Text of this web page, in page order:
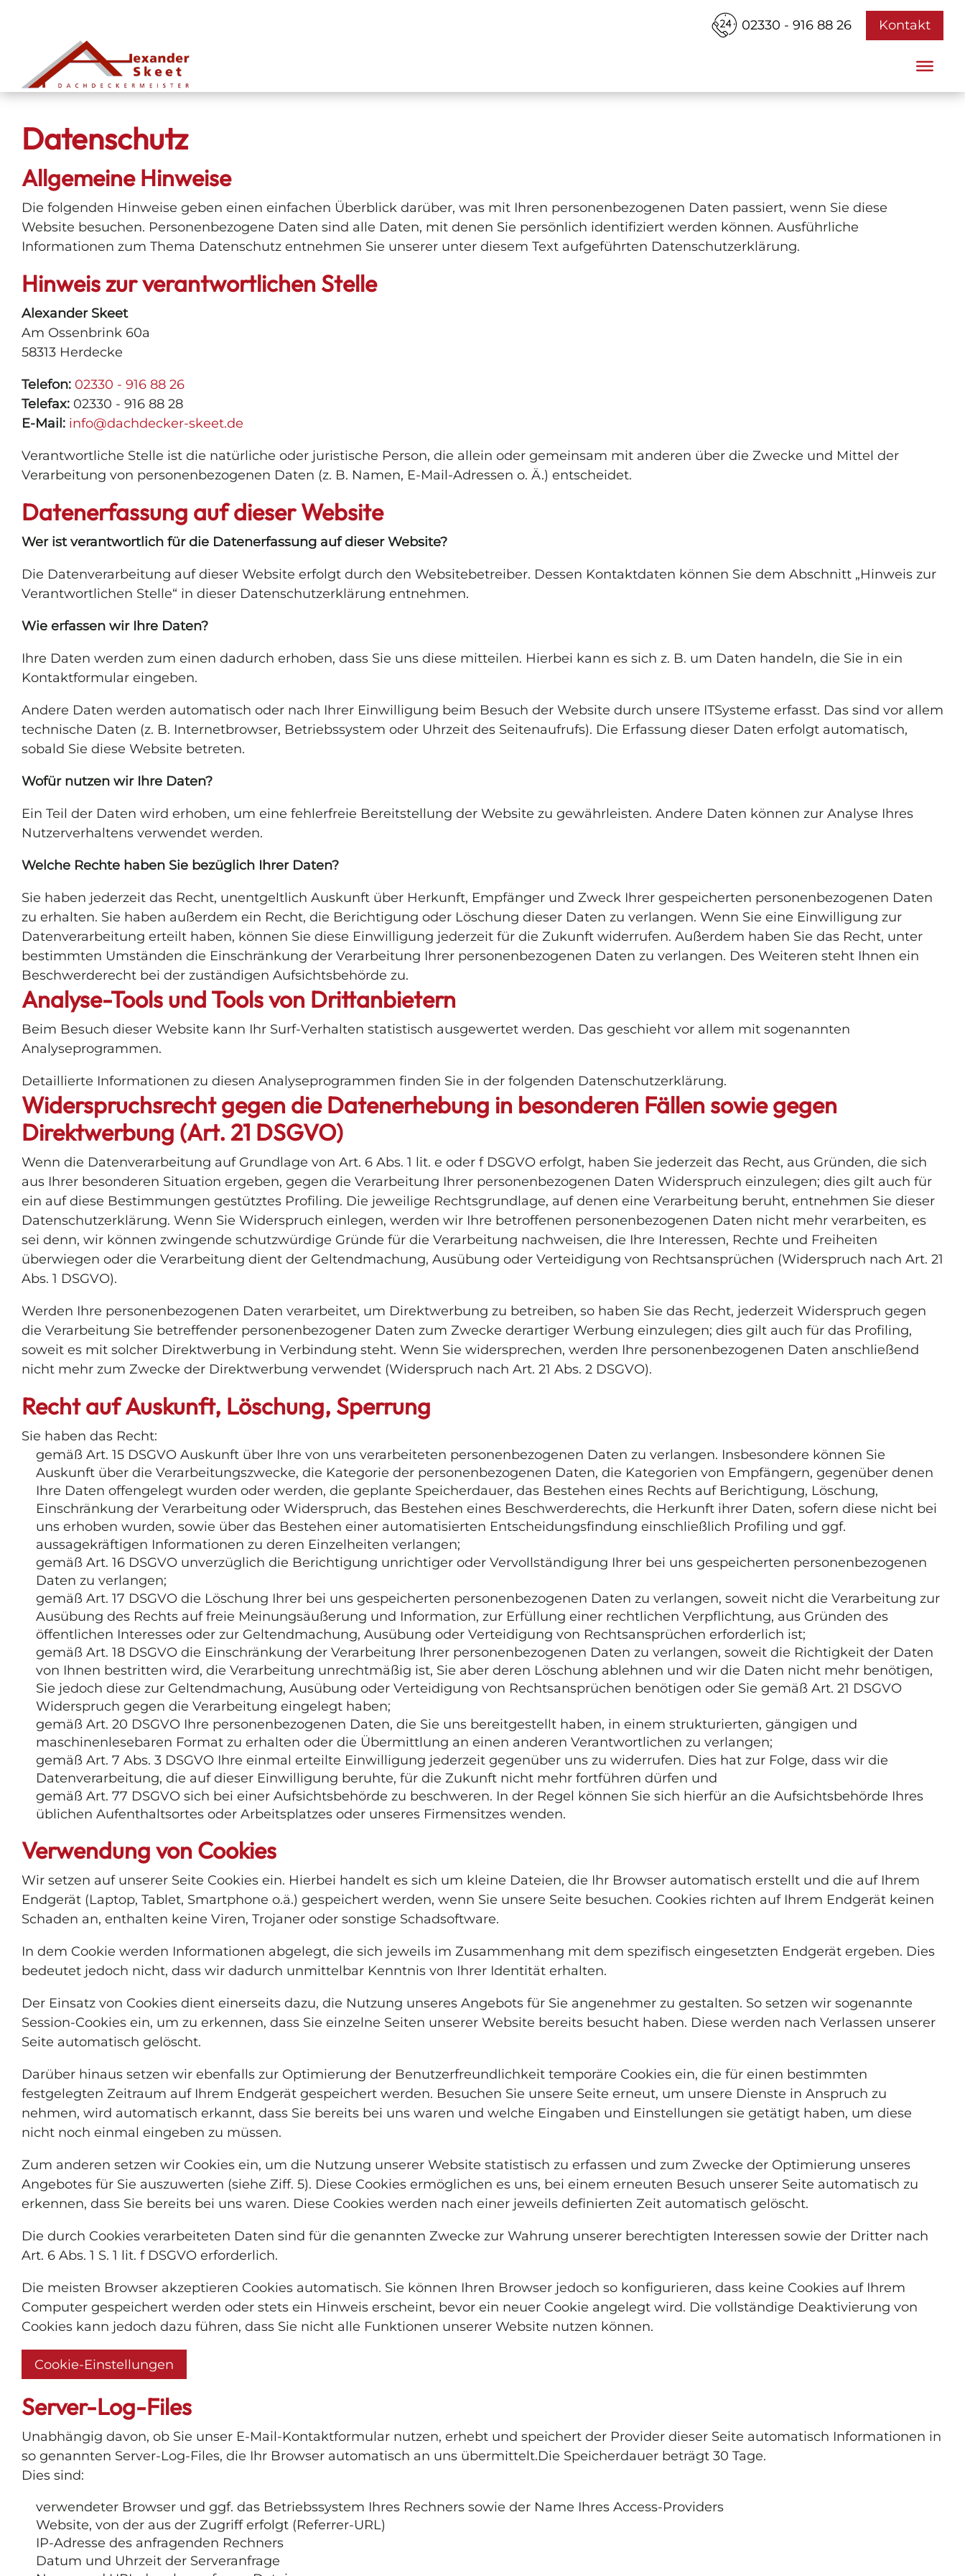
02330 - 916 88 26 Kontakt
Datenschutz
Allgemeine Hinweise
Die folgenden Hinweise geben einen einfachen Überblick darüber, was mit Ihren personenbezogenen Daten passiert, wenn Sie diese
Website besuchen. Personenbezogene Daten sind alle Daten, mit denen Sie persönlich identifiziert werden können. Ausführliche
Informationen zum Thema Datenschutz entnehmen Sie unserer unter diesem Text aufgeführten Datenschutzerklärung.
Hinweis zur verantwortlichen Stelle
Alexander Skeet
Am Ossenbrink 60a
58313 Herdecke
Telefon: 02330 - 916 88 26
Telefax: 02330 - 916 88 28
E-Mail: info@dachdecker-skeet.de
Verantwortliche Stelle ist die natürliche oder juristische Person, die allein oder gemeinsam mit anderen über die Zwecke und Mittel der
Verarbeitung von personenbezogenen Daten (z. B. Namen, E-Mail-Adressen o. Ä.) entscheidet.
Datenerfassung auf dieser Website
Wer ist verantwortlich für die Datenerfassung auf dieser Website?
Die Datenverarbeitung auf dieser Website erfolgt durch den Websitebetreiber. Dessen Kontaktdaten können Sie dem Abschnitt „Hinweis zur
Verantwortlichen Stelle“ in dieser Datenschutzerklärung entnehmen.
Wie erfassen wir Ihre Daten?
Ihre Daten werden zum einen dadurch erhoben, dass Sie uns diese mitteilen. Hierbei kann es sich z. B. um Daten handeln, die Sie in ein
Kontaktformular eingeben.
Andere Daten werden automatisch oder nach Ihrer Einwilligung beim Besuch der Website durch unsere ITSysteme erfasst. Das sind vor allem
technische Daten (z. B. Internetbrowser, Betriebssystem oder Uhrzeit des Seitenaufrufs). Die Erfassung dieser Daten erfolgt automatisch,
sobald Sie diese Website betreten.
Wofür nutzen wir Ihre Daten?
Ein Teil der Daten wird erhoben, um eine fehlerfreie Bereitstellung der Website zu gewährleisten. Andere Daten können zur Analyse Ihres
Nutzerverhaltens verwendet werden.
Welche Rechte haben Sie bezüglich Ihrer Daten?
Sie haben jederzeit das Recht, unentgeltlich Auskunft über Herkunft, Empfänger und Zweck Ihrer gespeicherten personenbezogenen Daten
zu erhalten. Sie haben außerdem ein Recht, die Berichtigung oder Löschung dieser Daten zu verlangen. Wenn Sie eine Einwilligung zur
Datenverarbeitung erteilt haben, können Sie diese Einwilligung jederzeit für die Zukunft widerrufen. Außerdem haben Sie das Recht, unter
bestimmten Umständen die Einschränkung der Verarbeitung Ihrer personenbezogenen Daten zu verlangen. Des Weiteren steht Ihnen ein
Beschwerderecht bei der zuständigen Aufsichtsbehörde zu.
Analyse-Tools und Tools von Drittanbietern
Beim Besuch dieser Website kann Ihr Surf-Verhalten statistisch ausgewertet werden. Das geschieht vor allem mit sogenannten
Analyseprogrammen.
Detaillierte Informationen zu diesen Analyseprogrammen finden Sie in der folgenden Datenschutzerklärung.
Widerspruchsrecht gegen die Datenerhebung in besonderen Fällen sowie gegen
Direktwerbung (Art. 21 DSGVO)
Wenn die Datenverarbeitung auf Grundlage von Art. 6 Abs. 1 lit. e oder f DSGVO erfolgt, haben Sie jederzeit das Recht, aus Gründen, die sich
aus Ihrer besonderen Situation ergeben, gegen die Verarbeitung Ihrer personenbezogenen Daten Widerspruch einzulegen; dies gilt auch für
ein auf diese Bestimmungen gestütztes Profiling. Die jeweilige Rechtsgrundlage, auf denen eine Verarbeitung beruht, entnehmen Sie dieser
Datenschutzerklärung. Wenn Sie Widerspruch einlegen, werden wir Ihre betroffenen personenbezogenen Daten nicht mehr verarbeiten, es
sei denn, wir können zwingende schutzwürdige Gründe für die Verarbeitung nachweisen, die Ihre Interessen, Rechte und Freiheiten
überwiegen oder die Verarbeitung dient der Geltendmachung, Ausübung oder Verteidigung von Rechtsansprüchen (Widerspruch nach Art. 21
Abs. 1 DSGVO).
Werden Ihre personenbezogenen Daten verarbeitet, um Direktwerbung zu betreiben, so haben Sie das Recht, jederzeit Widerspruch gegen
die Verarbeitung Sie betreffender personenbezogener Daten zum Zwecke derartiger Werbung einzulegen; dies gilt auch für das Profiling,
soweit es mit solcher Direktwerbung in Verbindung steht. Wenn Sie widersprechen, werden Ihre personenbezogenen Daten anschließend
nicht mehr zum Zwecke der Direktwerbung verwendet (Widerspruch nach Art. 21 Abs. 2 DSGVO).
Recht auf Auskunft, Löschung, Sperrung
Sie haben das Recht:
gemäß Art. 15 DSGVO Auskunft über Ihre von uns verarbeiteten personenbezogenen Daten zu verlangen. Insbesondere können Sie
Auskunft über die Verarbeitungszwecke, die Kategorie der personenbezogenen Daten, die Kategorien von Empfängern, gegenüber denen
Ihre Daten offengelegt wurden oder werden, die geplante Speicherdauer, das Bestehen eines Rechts auf Berichtigung, Löschung,
Einschränkung der Verarbeitung oder Widerspruch, das Bestehen eines Beschwerderechts, die Herkunft ihrer Daten, sofern diese nicht bei
uns erhoben wurden, sowie über das Bestehen einer automatisierten Entscheidungsfindung einschließlich Profiling und ggf.
aussagekräftigen Informationen zu deren Einzelheiten verlangen;
gemäß Art. 16 DSGVO unverzüglich die Berichtigung unrichtiger oder Vervollständigung Ihrer bei uns gespeicherten personenbezogenen
Daten zu verlangen;
gemäß Art. 17 DSGVO die Löschung Ihrer bei uns gespeicherten personenbezogenen Daten zu verlangen, soweit nicht die Verarbeitung zur
Ausübung des Rechts auf freie Meinungsäußerung und Information, zur Erfüllung einer rechtlichen Verpflichtung, aus Gründen des
öffentlichen Interesses oder zur Geltendmachung, Ausübung oder Verteidigung von Rechtsansprüchen erforderlich ist;
gemäß Art. 18 DSGVO die Einschränkung der Verarbeitung Ihrer personenbezogenen Daten zu verlangen, soweit die Richtigkeit der Daten
von Ihnen bestritten wird, die Verarbeitung unrechtmäßig ist, Sie aber deren Löschung ablehnen und wir die Daten nicht mehr benötigen,
Sie jedoch diese zur Geltendmachung, Ausübung oder Verteidigung von Rechtsansprüchen benötigen oder Sie gemäß Art. 21 DSGVO
Widerspruch gegen die Verarbeitung eingelegt haben;
gemäß Art. 20 DSGVO Ihre personenbezogenen Daten, die Sie uns bereitgestellt haben, in einem strukturierten, gängigen und
maschinenlesebaren Format zu erhalten oder die Übermittlung an einen anderen Verantwortlichen zu verlangen;
gemäß Art. 7 Abs. 3 DSGVO Ihre einmal erteilte Einwilligung jederzeit gegenüber uns zu widerrufen. Dies hat zur Folge, dass wir die
Datenverarbeitung, die auf dieser Einwilligung beruhte, für die Zukunft nicht mehr fortführen dürfen und
gemäß Art. 77 DSGVO sich bei einer Aufsichtsbehörde zu beschweren. In der Regel können Sie sich hierfür an die Aufsichtsbehörde Ihres
üblichen Aufenthaltsortes oder Arbeitsplatzes oder unseres Firmensitzes wenden.
Verwendung von Cookies
Wir setzen auf unserer Seite Cookies ein. Hierbei handelt es sich um kleine Dateien, die Ihr Browser automatisch erstellt und die auf Ihrem
Endgerät (Laptop, Tablet, Smartphone o.ä.) gespeichert werden, wenn Sie unsere Seite besuchen. Cookies richten auf Ihrem Endgerät keinen
Schaden an, enthalten keine Viren, Trojaner oder sonstige Schadsoftware.
In dem Cookie werden Informationen abgelegt, die sich jeweils im Zusammenhang mit dem spezifisch eingesetzten Endgerät ergeben. Dies
bedeutet jedoch nicht, dass wir dadurch unmittelbar Kenntnis von Ihrer Identität erhalten.
Der Einsatz von Cookies dient einerseits dazu, die Nutzung unseres Angebots für Sie angenehmer zu gestalten. So setzen wir sogenannte
Session-Cookies ein, um zu erkennen, dass Sie einzelne Seiten unserer Website bereits besucht haben. Diese werden nach Verlassen unserer
Seite automatisch gelöscht.
Darüber hinaus setzen wir ebenfalls zur Optimierung der Benutzerfreundlichkeit temporäre Cookies ein, die für einen bestimmten
festgelegten Zeitraum auf Ihrem Endgerät gespeichert werden. Besuchen Sie unsere Seite erneut, um unsere Dienste in Anspruch zu
nehmen, wird automatisch erkannt, dass Sie bereits bei uns waren und welche Eingaben und Einstellungen sie getätigt haben, um diese
nicht noch einmal eingeben zu müssen.
Zum anderen setzen wir Cookies ein, um die Nutzung unserer Website statistisch zu erfassen und zum Zwecke der Optimierung unseres
Angebotes für Sie auszuwerten (siehe Ziff. 5). Diese Cookies ermöglichen es uns, bei einem erneuten Besuch unserer Seite automatisch zu
erkennen, dass Sie bereits bei uns waren. Diese Cookies werden nach einer jeweils definierten Zeit automatisch gelöscht.
Die durch Cookies verarbeiteten Daten sind für die genannten Zwecke zur Wahrung unserer berechtigten Interessen sowie der Dritter nach
Art. 6 Abs. 1 S. 1 lit. f DSGVO erforderlich.
Die meisten Browser akzeptieren Cookies automatisch. Sie können Ihren Browser jedoch so konfigurieren, dass keine Cookies auf Ihrem
Computer gespeichert werden oder stets ein Hinweis erscheint, bevor ein neuer Cookie angelegt wird. Die vollständige Deaktivierung von
Cookies kann jedoch dazu führen, dass Sie nicht alle Funktionen unserer Website nutzen können.
Cookie-Einstellungen
Server-Log-Files
Unabhängig davon, ob Sie unser E-Mail-Kontaktformular nutzen, erhebt und speichert der Provider dieser Seite automatisch Informationen in
so genannten Server-Log-Files, die Ihr Browser automatisch an uns übermittelt.Die Speicherdauer beträgt 30 Tage.
Dies sind:
verwendeter Browser und ggf. das Betriebssystem Ihres Rechners sowie der Name Ihres Access-Providers
Website, von der aus der Zugriff erfolgt (Referrer-URL)
IP-Adresse des anfragenden Rechners
Datum und Uhrzeit der Serveranfrage